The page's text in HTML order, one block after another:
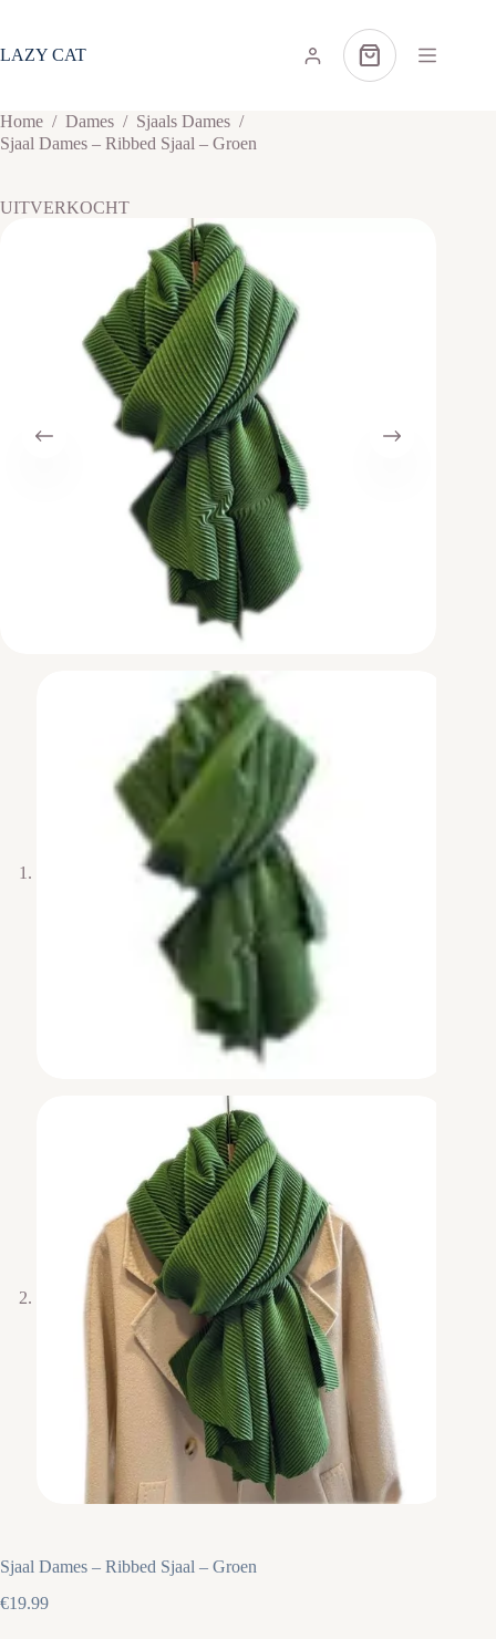
de
LAZY CAT Winkelwagen
Home / Dames / Sjaals Dames /
Sjaal Dames – Ribbed Sjaal – Groen
UITVERKOCHT
Sjaal Dames – Ribbed Sjaal – Groen
€19.99